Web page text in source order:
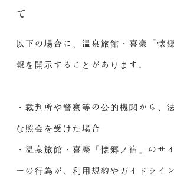
て
以下の場合に、温泉旅館・喜楽「懐
報を開示することがあります。
・裁判所や警察等の公的機関から、
な照会を受けた場合
・温泉旅館・喜楽「懐郷ノ宿」のサ
ーの行為が、利用規約やガイドライ